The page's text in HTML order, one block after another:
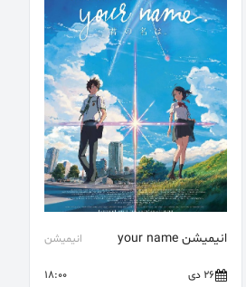
انیمیشن your name انیمیشن
26 دی 18:00